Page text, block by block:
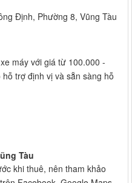
Định, Phường 8, Vũng Tàu
máy với giá từ 100.000 -
trợ định vị và sẵn sàng hỗ
Tàu
khi thuê, nên tham khảo